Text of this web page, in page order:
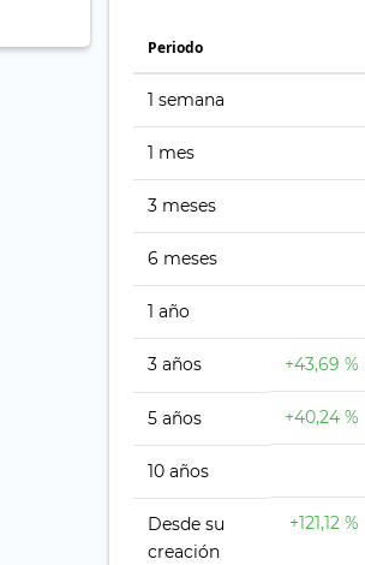
Periodo
1 semana
1 mes
3 meses
6 meses
1 año
3 años +43,69 %
5 años +40,24 %
10 años
Desde su
creación
+121,12 %